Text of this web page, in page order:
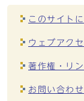
このサイト
ウェブアク
著作権・リ
お問い合わ